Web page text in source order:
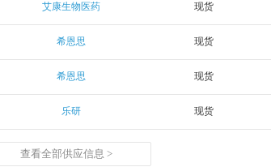
艾康生物医药 现货
希恩思 现货
希恩思 现货
乐研 现货
查看全部供应信息 >